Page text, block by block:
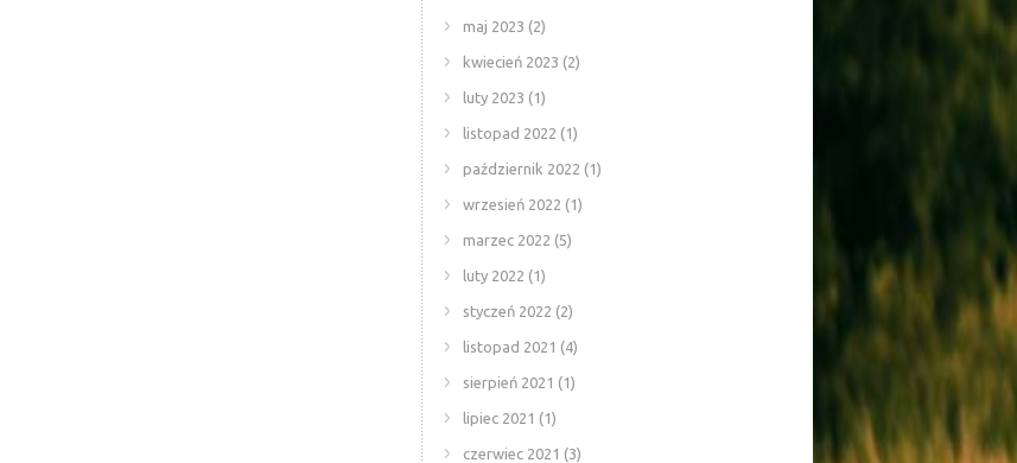
maj 2023 (2)
kwiecień 2023 (2)
luty 2023 (1)
listopad 2022 (1)
październik 2022 (1)
wrzesień 2022 (1)
marzec 2022 (5)
luty 2022 (1)
styczeń 2022 (2)
listopad 2021 (4)
sierpień 2021 (1)
lipiec 2021 (1)
czerwiec 2021 (3)